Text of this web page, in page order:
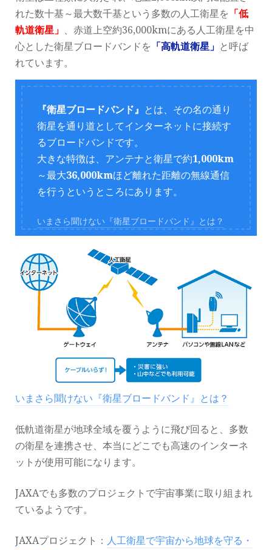
れた数十基～最大数千基という多数の人工衛星を 「低
軌道衛星」 、赤道上空約36,000kmにある人工衛星を中
心とした衛星ブロードバンドを 「高軌道衛星」 と呼ば
れています。
『衛星ブロードバンド』 とは、その名の通り
衛星を通り道としてインターネットに接続す
るブロードバンドです。
大きな特徴は、アンテナと衛星で約1,000km
～最大36,000kmほど離れた距離の無線通信
を行うというところにあります。
いまさら聞けない『衛星ブロードバンド』とは？
いまさら聞けない『衛星ブロードバンド』とは？
低軌道衛星が地球全域を覆うように飛び回ると、多数
の衛星を連携させ、本当にどこでも高速のインターネ
ットが使用可能になります。
JAXAでも多数のプロジェクトで宇宙事業に取り組まれ
ているようです。
JAXAプロジェクト： 人工衛星で宇宙から地球を守る・